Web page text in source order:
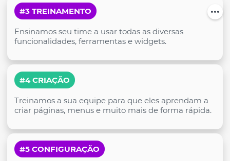
#3 TREINAMENTO
Ensinamos seu time a usar todas as diversas
funcionalidades, ferramentas e widgets.
#4 CRIAÇÃO
Treinamos a sua equipe para que eles aprendam a
criar páginas, menus e muito mais de forma rápida.
#5 CONFIGURAÇÃO